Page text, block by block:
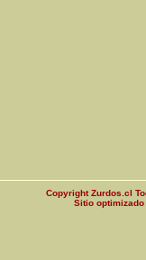
Copyright Zurdos.cl
Sitio